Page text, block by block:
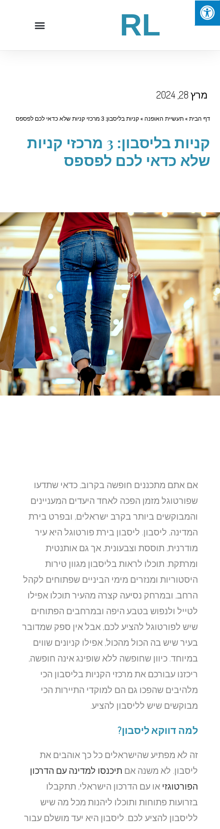
RL
28, 2024
הבית »תעשיית האופנה»קניות בליסבון: 3 מרכזי קניות שלא כדאי לכם לפספס
קניות בליסבון: 3 מרכזי קניות
כדאי לכם לפספס
אם אתם מתכננים חופשה בקרוב, כדאי שתדעו
שפורטוגל מזמן הפכה לאחד היעדים המעניינים
והמבוקשים ביותר בקרב ישראלים, ובפרט בירת
המדינה, ליסבון. ליסבון בירת פורטוגל היא עיר
מודרנית, תוססת וצבעונית, אך גם אותנטית
ומרתקת. תוכלו לראות בליסבון מגוון טירות
היסטוריות ומנזרים מימי הביניים שפתוחים לקהל
הרחב, ובמרחק נסיעה קצרה מהעיר תוכלו אפילו
לטייל ולנפוש בטבע היפה ובמרחבים הפתוחים
שיש לפורטוגל להציע לכם, אבל אין ספק שמדובר
בעיר שיש בה הכול מהכול, אפילו קניונים שווים
במיוחד. כיוון שחופשה ללא שופינג אינה חופשה,
ריכזנו עבורכם את מרכזי הקניות בליסבון הכי
מלהיבים שהפכו גם הם למוקדי התיירות הכי
מבוקשים שיש לליסבון להציע.
למה דווקא ליסבון?
זה לא מפתיע שהישראלים כל כך אוהבים את
ליסבון. לא משנה אם תיכנסו למדינה עם הדרכון
הפורטוגזיאו עם הדרכון הישראלי, תתקבלו
בזרועות פתוחות ותוכלו ליהנות מכל מה שיש
לליסבון להציע לכם. ליסבון היא יעד מושלם עבור